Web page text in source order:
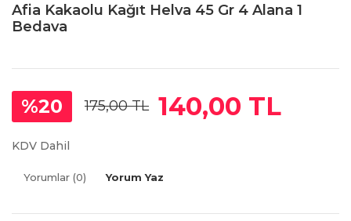
Afia Kakaolu Kağıt Helva 45 Gr 4 Alana 1
Bedava
%20 175,00 TL 140,00 TL
KDV Dahil
Yorumlar (0) Yorum Yaz